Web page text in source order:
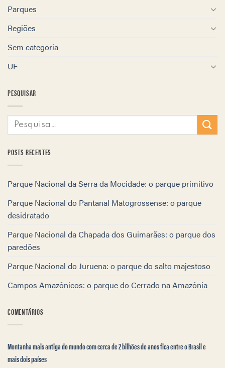
Parques
Regiões
Sem categoria
UF
PESQUISAR
POSTS RECENTES
Parque Nacional da Serra da Mocidade: o parque primitivo
Parque Nacional do Pantanal Matogrossense: o parque
desidratado
Parque Nacional da Chapada dos Guimarães: o parque dos
paredões
Parque Nacional do Juruena: o parque do salto majestoso
Campos Amazônicos: o parque do Cerrado na Amazônia
COMENTÁRIOS
Montanha mais antiga do mundo com cerca de 2 bilhões de anos fica entre o Brasil e
mais dois países